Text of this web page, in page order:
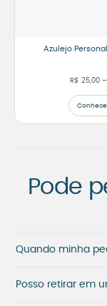
Azulejo
R$ 25,00 –
Pode
Quando minha
Posso retirar em